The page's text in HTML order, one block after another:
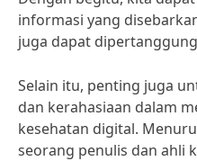
informasi yang
juga dapat
Selain itu, penting juga
dan kerahasiaan dalam
kesehatan digital.
seorang penulis dan ahli